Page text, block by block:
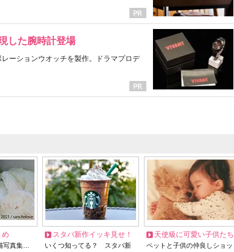
した腕時計登場
ーションウオッチを製作。ドラマプロデ
め
写真集…
スタバ新作イッキ見せ！
いくつ知ってる？ スタバ新
天使級に可愛い子供たち
ペットと子供の仲良しショッ